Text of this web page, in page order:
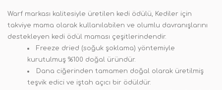
Warf markası kalitesiyle üretilen kedi ödülü, Kediler için
takviye mama olarak kullanılabilen ve olumlu davranışlarını
destekleyen kedi ödül maması çeşitlerindendir.
Freeze dried (soğuk şoklama) yöntemiyle
kurutulmuş %100 doğal üründür.
Dana ciğerinden tamamen doğal olarak üretilmiş
teşvik edici ve iştah açıcı bir ödüldür.